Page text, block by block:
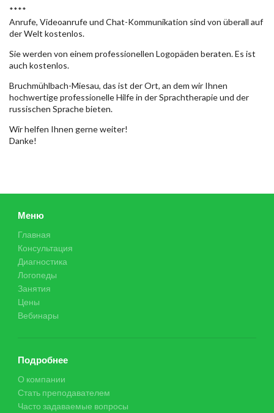
****
Anrufe, Videoanrufe und Chat-Kommunikation sind von überall auf
der Welt kostenlos.
Sie werden von einem professionellen Logopäden beraten. Es ist
auch kostenlos.
Bruchmühlbach-Miesau, das ist der Ort, an dem wir Ihnen
hochwertige professionelle Hilfe in der Sprachtherapie und der
russischen Sprache bieten.
Wir helfen Ihnen gerne weiter!
Danke!
Меню
Главная
Консультация
Диагностика
Логопеды
Занятия
Цены
Вебинары
Подробнее
О компании
Стать преподавателем
Часто задаваемые вопросы